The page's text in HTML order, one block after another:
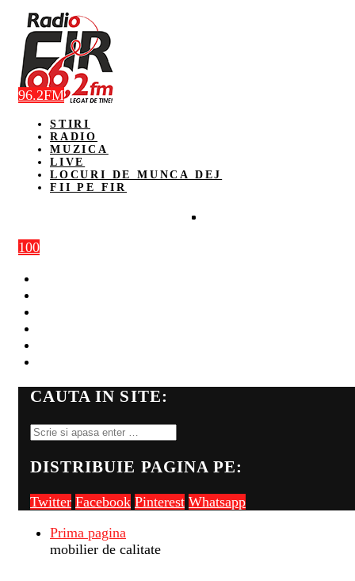
STIRI
RADIO
MUZICA
LIVE
LOCURI DE MUNCA DEJ
FII PE FIR
100
96.2FM
CAUTA IN SITE:
DISTRIBUIE PAGINA PE:
Twitter Facebook Pinterest Whatsapp
Prima pagina
mobilier de calitate